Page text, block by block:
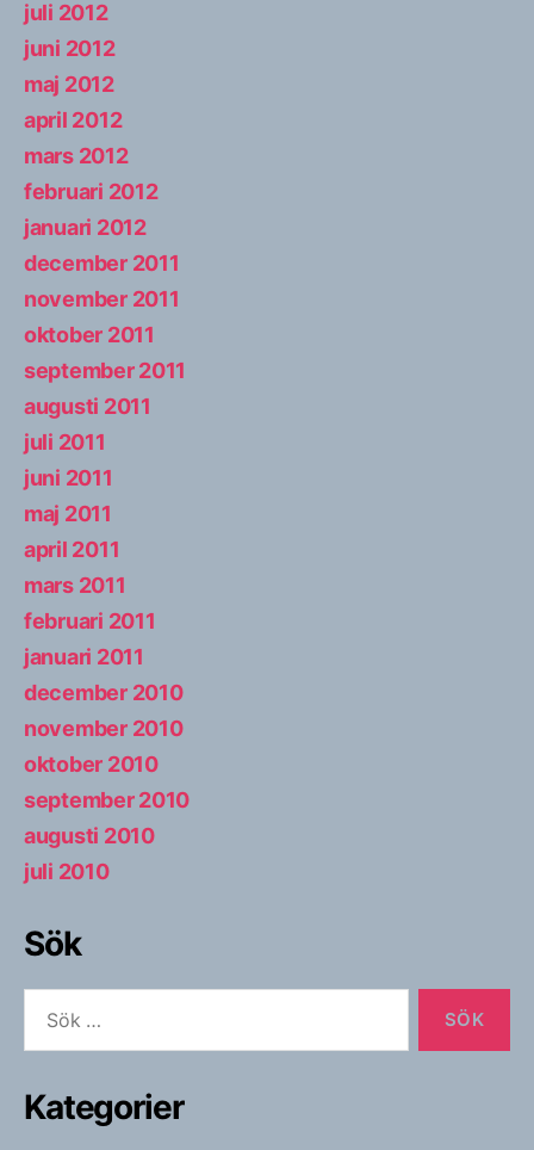
juli 2012
juni 2012
maj 2012
april 2012
mars 2012
februari 2012
januari 2012
december 2011
november 2011
oktober 2011
september 2011
augusti 2011
juli 2011
juni 2011
maj 2011
april 2011
mars 2011
februari 2011
januari 2011
december 2010
november 2010
oktober 2010
september 2010
augusti 2010
juli 2010
Sök
efter:
Kategorier